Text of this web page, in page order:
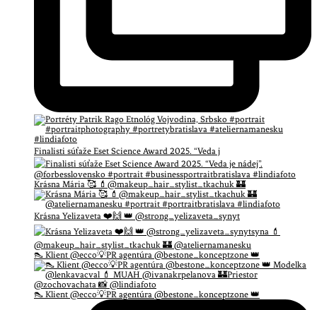
Finalisti súťaže Eset Science Award 2025. “Veda j
Krásna Mária 🥰 💄@makeup_hair_stylist_tkachuk 🏰
Krásna Yelizaveta ❤️🙌 👑 @strong_yelizaveta_synyt
👠 Klient @ecco💡PR agentúra @bestone_konceptzone 👑
👠 Klient @ecco💡PR agentúra @bestone_konceptzone 👑